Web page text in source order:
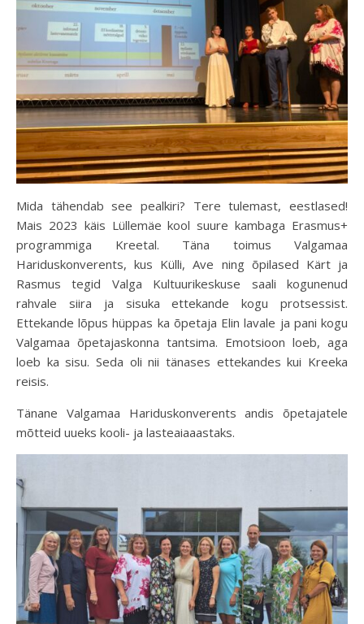
Mida tähendab see pealkiri? Tere tulemast, eestlased!
Mais 2023 käis Lüllemäe kool suure kambaga Erasmus+
programmiga Kreetal. Täna toimus Valgamaa
Hariduskonverents, kus Külli, Ave ning õpilased Kärt ja
Rasmus tegid Valga Kultuurikeskuse saali kogunenud
rahvale siira ja sisuka ettekande kogu protsessist.
Ettekande lõpus hüppas ka õpetaja Elin lavale ja pani kogu
Valgamaa õpetajaskonna tantsima. Emotsioon loeb, aga
loeb ka sisu. Seda oli nii tänases ettekandes kui Kreeka
reisis.
Tänane Valgamaa Hariduskonverents andis õpetajatele
mõtteid uueks kooli- ja lasteaiaaastaks.